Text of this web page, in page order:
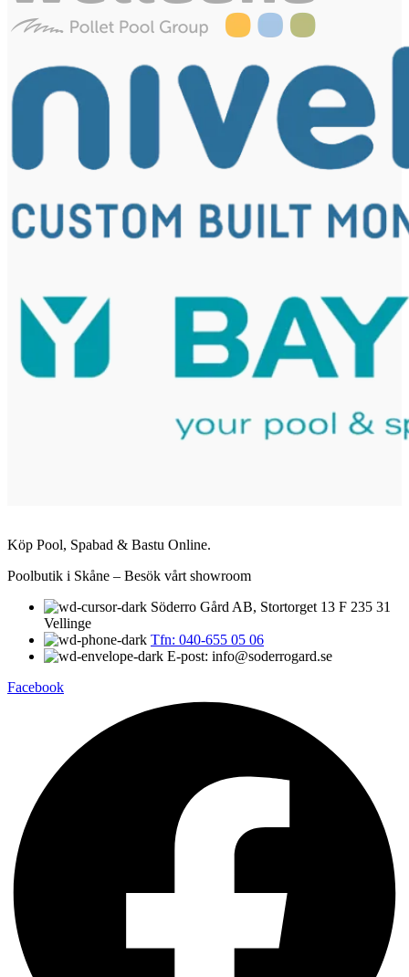
Köp Pool, Spabad & Bastu Online.
Poolbutik i Skåne – Besök vårt showroom
Söderro Gård AB, Stortorget 13 F 235 31
Vellinge
Tfn: 040-655 05 06
E-post: info@soderrogard.se
Facebook